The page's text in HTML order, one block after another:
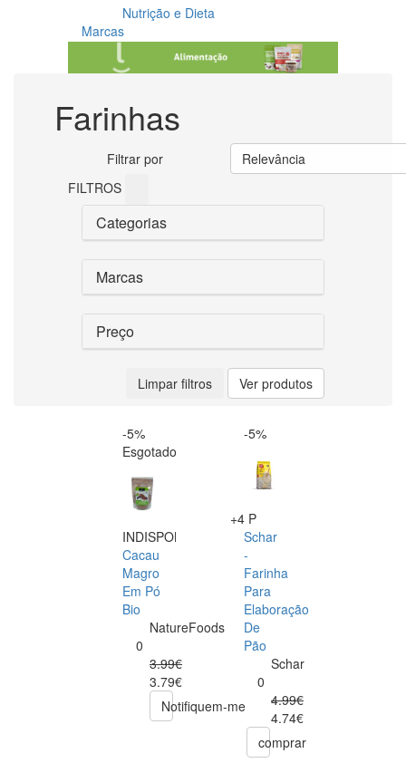
Nutrição e Dieta
Marcas
Farinhas
Filtrar por
Relevância
FILTROS
Categorias
Marcas
Preço
Limpar filtros Ver produtos
-5%
Esgotado
INDISPONÍVEL
Cacau
Magro
Em Pó
Bio
NatureFoods
0
3.99€
3.79€
Notifiquem-me
-5%
+4 P
Schar
-
Farinha
Para
Elaboração
De
Pão
Schar
0
4.99€
4.74€
comprar